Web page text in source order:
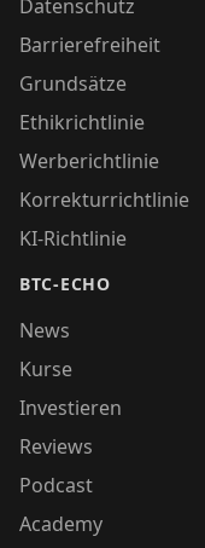
Datenschutz
Barrierefreiheit
Grundsätze
Ethikrichtlinie
Werberichtlinie
Korrekturrichtlinie
KI-Richtlinie
BTC-ECHO
News
Kurse
Investieren
Reviews
Podcast
Academy